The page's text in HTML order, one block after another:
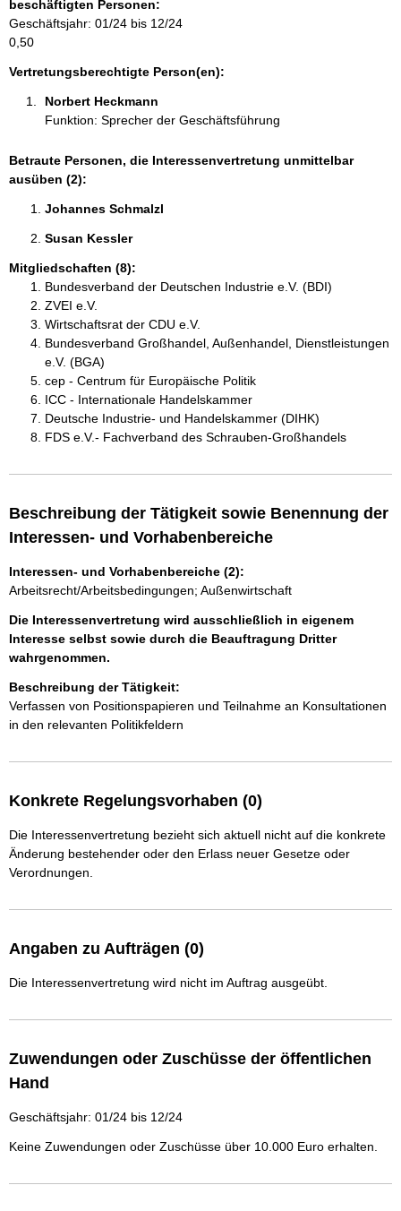
m
a
t
i
:
beschäftigten Personen:
Geschäftsjahr: 01/24 bis 12/24
0,50
Vertretungsberechtigte Person(en):
Norbert Heckmann
Funktion: Sprecher der Geschäftsführung
Betraute Personen, die Interessenvertretung unmittelbar
ausüben (2):
Johannes Schmalzl
Susan Kessler
Mitgliedschaften (8):
Bundesverband der Deutschen Industrie e.V. (BDI)
ZVEI e.V.
Wirtschaftsrat der CDU e.V.
Bundesverband Großhandel, Außenhandel, Dienstleistungen
e.V. (BGA)
cep - Centrum für Europäische Politik
ICC - Internationale Handelskammer
Deutsche Industrie- und Handelskammer (DIHK)
FDS e.V.- Fachverband des Schrauben-Großhandels
Beschreibung der Tätigkeit sowie Benennung der
Interessen- und Vorhabenbereiche
Interessen- und Vorhabenbereiche (2):
Arbeitsrecht/Arbeitsbedingungen; Außenwirtschaft
Die Interessenvertretung wird ausschließlich in eigenem
Interesse selbst sowie durch die Beauftragung Dritter
wahrgenommen.
Beschreibung der Tätigkeit:
Verfassen von Positionspapieren und Teilnahme an Konsultationen
Konkrete Regelungsvorhaben (0)
Die Interessenvertretung bezieht sich aktuell nicht auf die konkrete
Änderung bestehender oder den Erlass neuer Gesetze oder
Verordnungen.
Angaben zu Aufträgen (0)
Die Interessenvertretung wird nicht im Auftrag ausgeübt.
Zuwendungen oder Zuschüsse der öffentlichen
Hand
Geschäftsjahr: 01/24 bis 12/24
Keine Zuwendungen oder Zuschüsse über 10.000 Euro erhalten.